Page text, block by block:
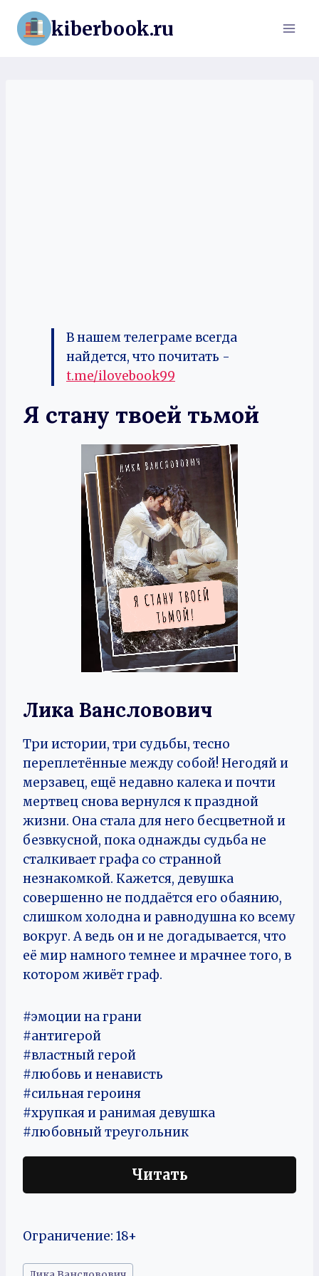
Перейти
содержимому
kiberbook.ru
В нашем телеграме всегда
найдется, что почитать -
t.me/ilovebook99
Я стану твоей тьмой
Лика Вансловович
Три истории, три судьбы, тесно
переплетённые между собой! Негодяй и
мерзавец, ещё недавно калека и почти
мертвец снова вернулся к праздной
жизни. Она стала для него бесцветной и
безвкусной, пока однажды судьба не
сталкивает графа со странной
незнакомкой. Кажется, девушка
совершенно не поддаётся его обаянию,
слишком холодна и равнодушна ко всему
вокруг. А ведь он и не догадывается, что
её мир намного темнее и мрачнее того, в
котором живёт граф.
#эмоции на грани
#антигерой
#властный герой
#любовь и ненависть
#сильная героиня
#хрупкая и ранимая девушка
#любовный треугольник
Читать
Ограничение: 18+
Метки